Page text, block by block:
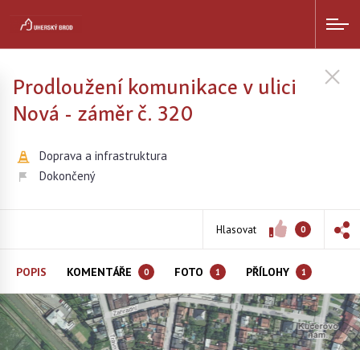
Prodloužení komunikace v ulici
Nová - záměr č. 320
Doprava a infrastruktura
Dokončený
Hlasovat 0
POPIS KOMENTÁŘE 0 FOTO 1 PŘÍLOHY 1